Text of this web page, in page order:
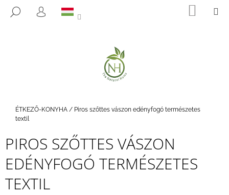
KERESÉS
BEJELENTKEZÉS
Kezdőlap
ÉTKEZŐ-KONYHA / Piros szőttes vászon edényfogó természetes
textil
PIROS SZŐTTES VÁSZON
EDÉNYFOGÓ TERMÉSZETES
TEXTIL
E
R
E
S
?